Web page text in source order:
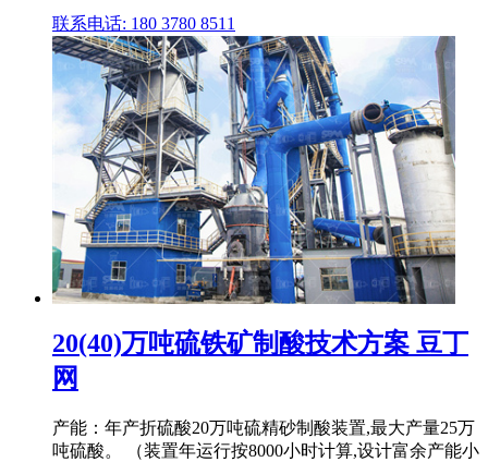
联系电话: 180 3780 8511
20(40)万吨硫铁矿制酸技术方案 豆丁
网
产能：年产折硫酸20万吨硫精砂制酸装置,最大产量25万
吨硫酸。 （装置年运行按8000小时计算,设计富余产能小